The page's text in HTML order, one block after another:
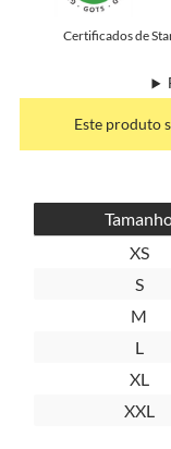
Certificados de
Este produto
XS
S
M
L
XL
XXL